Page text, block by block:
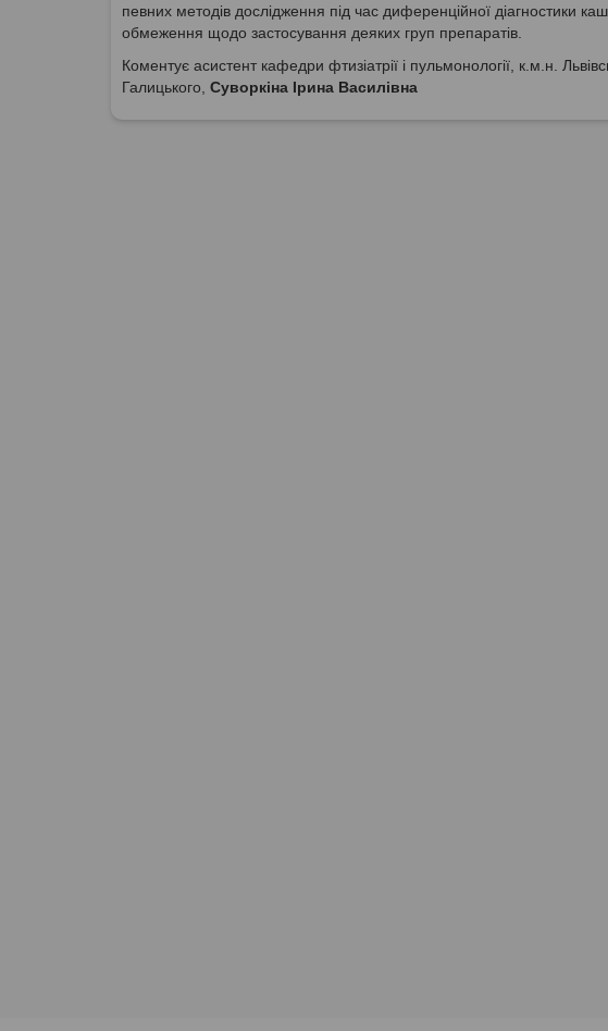
певних методів дослідження під час диференційної діагностики
обмеження щодо застосування деяких груп препаратів.
Коментує асистент кафедри фтизіатрії і пульмонології, к.м.н.
Галицького, Суворкіна Ірина Василівна